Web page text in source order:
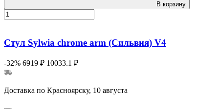
В корзину
Стул Sylwia chrome arm (Сильвия) V4
-32% 6919 ₽ 10033.1 ₽
Доставка по Красноярску, 10 августа